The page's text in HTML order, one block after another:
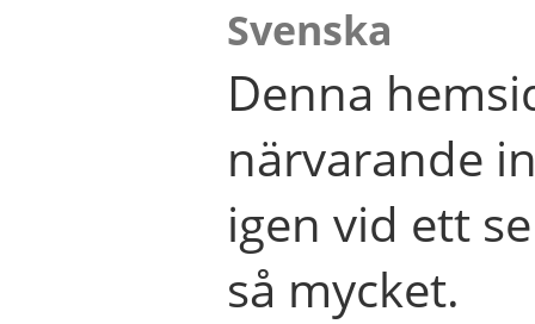
Svenska
Denna
närvarande
igen vid ett
så mycket.